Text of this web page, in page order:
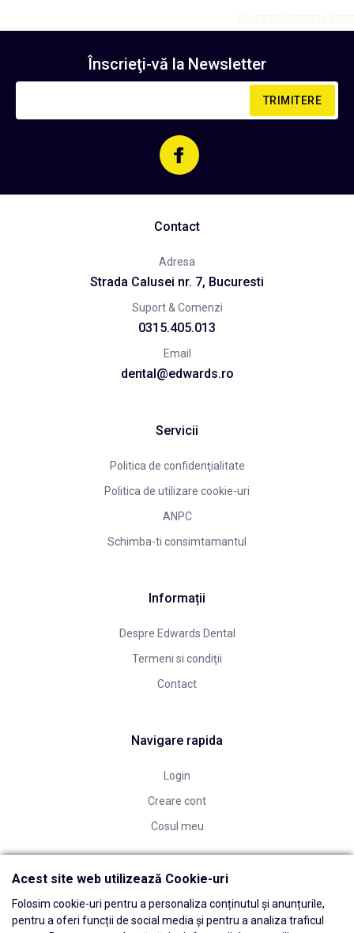
Înscrieţi-vă la Newsletter
TRIMITERE
Contact
Adresa
Strada Calusei nr. 7, Bucuresti
Suport & Comenzi
0315.405.013
Email
dental@edwards.ro
Servicii
Politica de confidenţialitate
Politica de utilizare cookie-uri
ANPC
Schimba-ti consimtamantul
Informații
Despre Edwards Dental
Termeni si condiţii
Contact
Navigare rapida
Login
Creare cont
Cosul meu
Acest site web utilizează Cookie-uri
Folosim cookie-uri pentru a personaliza conținutul și anunțurile,
pentru a oferi funcții de social media și pentru a analiza traficul